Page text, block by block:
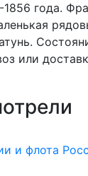
года.
или
и флота